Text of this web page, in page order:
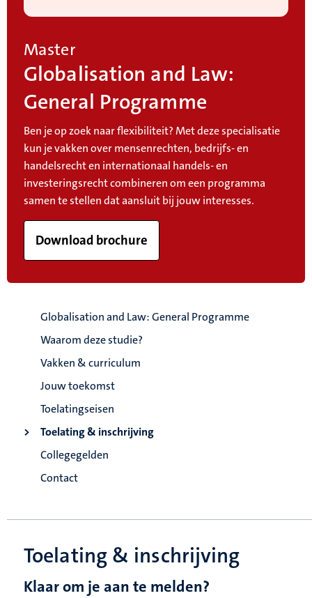
Master
Globalisation and Law:
General Programme
Ben je op zoek naar flexibiliteit? Met deze specialisatie
kun je vakken over mensenrechten, bedrijfs- en
handelsrecht en internationaal handels- en
investeringsrecht combineren om een programma
samen te stellen dat aansluit bij jouw interesses.
Download brochure
Globalisation and Law: General Programme
Waarom deze studie?
Vakken & curriculum
Jouw toekomst
Toelatingseisen
Toelating & inschrijving
Collegegelden
Contact
Toelating & inschrijving
Klaar om je aan te melden?